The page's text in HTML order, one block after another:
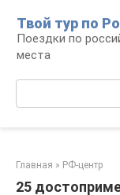
контенту
Твой тур по
Поездки по
места
Главная » РФ-центр
25